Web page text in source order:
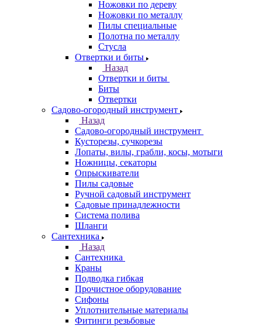
Ножовки по дереву
Ножовки по металлу
Пилы специальные
Полотна по металлу
Стусла
Отвертки и биты
Назад
Отвертки и биты
Биты
Отвертки
Садово-огородный инструмент
Назад
Садово-огородный инструмент
Кусторезы, сучкорезы
Лопаты, вилы, грабли, косы, мотыги
Ножницы, секаторы
Опрыскиватели
Пилы садовые
Ручной садовый инструмент
Садовые принадлежности
Система полива
Шланги
Сантехника
Назад
Сантехника
Краны
Подводка гибкая
Прочистное оборудование
Сифоны
Уплотнительные материалы
Фитинги резьбовые